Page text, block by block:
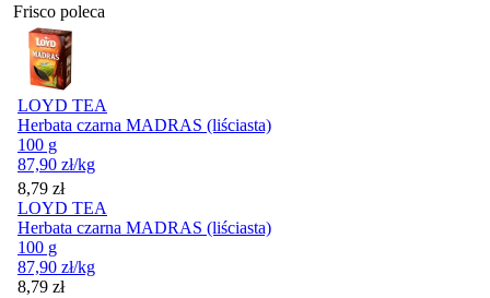
Frisco poleca
LOYD TEA
Herbata czarna MADRAS (liściasta)
100 g
87,90 zł/kg
Cena
8,79 zł
LOYD TEA
Herbata czarna MADRAS (liściasta)
100 g
87,90 zł/kg
Cena
8,79 zł